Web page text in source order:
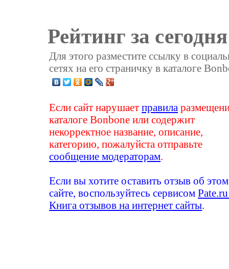
Рейтинг за
Для этого разместите ссылку в
сетях на его страничку в каталоге
Если сайт нарушаетправила
каталоге Bonbone или содержит
некорректное название, описание,
категорию, пожалуйста отправьте
сообщение модераторам
Если вы хотите оставить отзыв об этом
сайте, воспользуйтесь сервисом
Книга отзывов на интернет сайты